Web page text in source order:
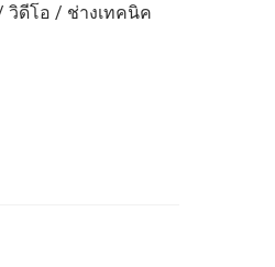
ดีโอ / ช่างเทคนิค